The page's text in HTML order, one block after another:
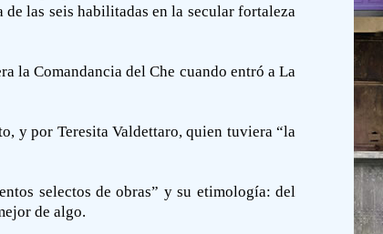
las seis habilitadas en la secular fortaleza
la Comandancia del Che cuando entró a La
y por Teresita Valdettaro, quien tuviera “la
selectos de obras” y su etimología: del
de algo.